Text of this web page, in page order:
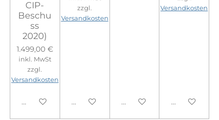
CIP-
Beschu
ss
2020)
1.499,00 €
inkl. MwSt
zzgl.
Versandkosten
In den Warenkorb
zzgl.
Versandkosten
In den WarenkorbIn den Warenkorb
Versandkosten
In den